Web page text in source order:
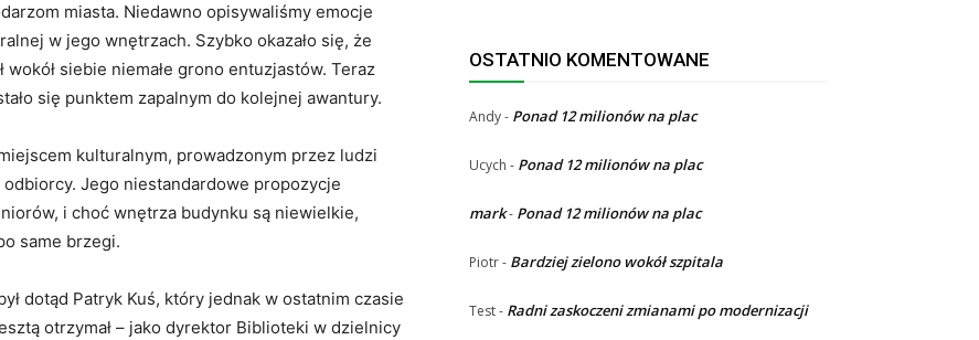
miasta. Niedawno opisywaliśmy emocje
w jego wnętrzach. Szybko okazało się, że
wokół siebie niemałe grono entuzjastów. Teraz
się punktem zapalnym do kolejnej awantury.
kulturalnym, prowadzonym przez ludzi
Jego niestandardowe propozycje
i choć wnętrza budynku są niewielkie,
same brzegi.
dotąd Patryk Kuś, który jednak w ostatnim czasie
otrzymał – jako dyrektor Biblioteki w dzielnicy
OSTATNIO KOMENTOWANE
Andy- Ponad 12 milionów na plac
Ucych - Ponad 12 milionów na plac
mark- Ponad 12 milionów na plac
Piotr- Bardziej zielono wokół szpitala
Test- Radni zaskoczeni zmianami po modernizacji